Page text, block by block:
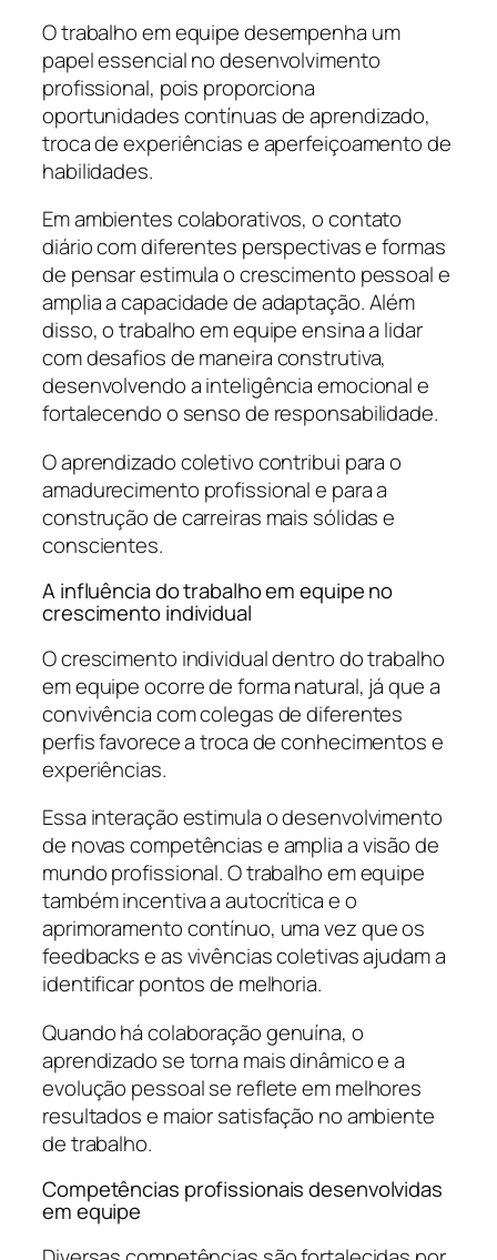
O trabalho em equipe desempenha um
papel essencial no desenvolvimento
profissional, pois proporciona
oportunidades contínuas de aprendizado,
troca de experiências e aperfeiçoamento de
habilidades.
Em ambientes colaborativos, o contato
diário com diferentes perspectivas e formas
de pensar estimula o crescimento pessoal e
amplia a capacidade de adaptação. Além
disso, o trabalho em equipe ensina a lidar
com desafios de maneira construtiva,
desenvolvendo a inteligência emocional e
fortalecendo o senso de responsabilidade.
O aprendizado coletivo contribui para o
amadurecimento profissional e para a
construção de carreiras mais sólidas e
conscientes.
A influência do trabalho em equipe no
crescimento individual
O crescimento individual dentro do trabalho
em equipe ocorre de forma natural, já que a
convivência com colegas de diferentes
perfis favorece a troca de conhecimentos e
experiências.
Essa interação estimula o desenvolvimento
de novas competências e amplia a visão de
mundo profissional. O trabalho em equipe
também incentiva a autocrítica e o
aprimoramento contínuo, uma vez que os
feedbacks e as vivências coletivas ajudam a
identificar pontos de melhoria.
Quando há colaboração genuína, o
aprendizado se torna mais dinâmico e a
evolução pessoal se reflete em melhores
resultados e maior satisfação no ambiente
de trabalho.
Competências profissionais desenvolvidas
em equipe